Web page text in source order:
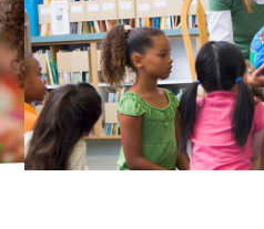
CNS scholen
Contact
Over CNS Ede